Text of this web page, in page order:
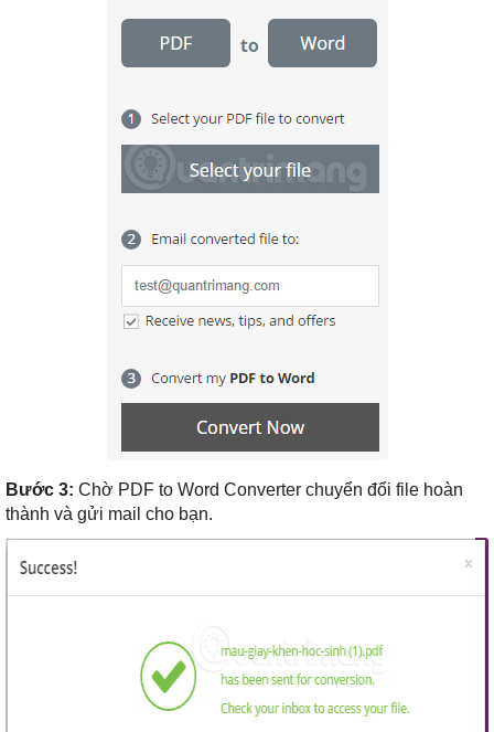
Bước 3: Chờ PDF to Word Converter chuyển đổi file hoàn
thành và gửi mail cho bạn.